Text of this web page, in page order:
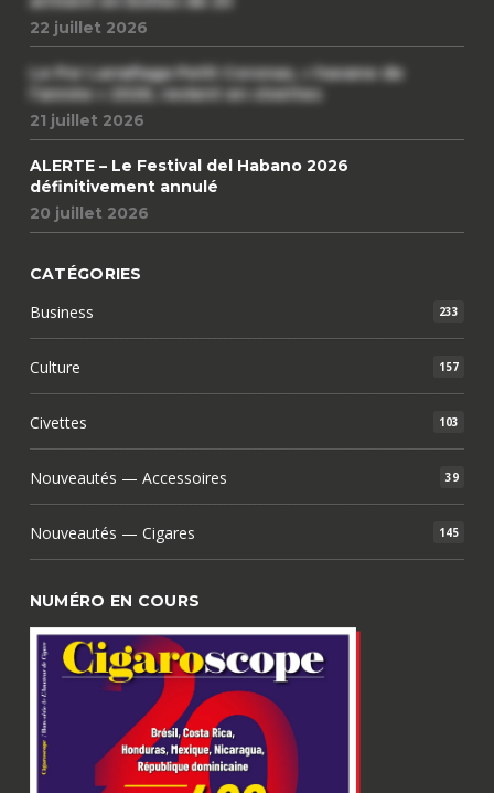
22 juillet 2026
Le Por Larrañaga Petit Coronas, « havane de
l’année » 2026, revient en civettes
21 juillet 2026
ALERTE – Le Festival del Habano 2026
définitivement annulé
20 juillet 2026
CATÉGORIES
Business 233
Culture 157
Civettes 103
Nouveautés — Accessoires 39
Nouveautés — Cigares 145
NUMÉRO EN COURS